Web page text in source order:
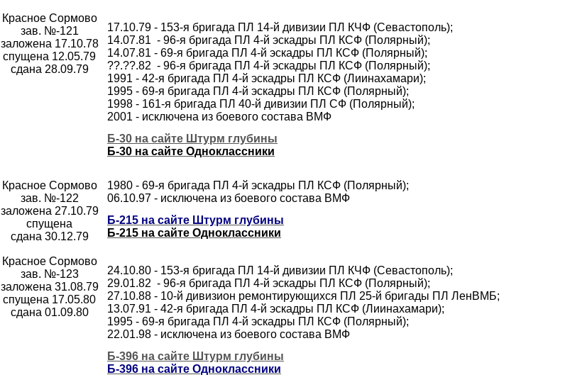
Красное Сормово
зав. №-121
заложена 17.10.78
спущена 12.05.79
сдана 28.09.79
17.10.79 - 153-я бригада ПЛ 14-й дивизии ПЛ КЧФ (Севастополь);
14.07.81 - 96-я бригада ПЛ 4-й эскадры ПЛ КСФ (Полярный);
14.07.81 - 69-я бригада ПЛ 4-й эскадры ПЛ КСФ (Полярный);
??.??.82 - 96-я бригада ПЛ 4-й эскадры ПЛ КСФ (Полярный);
1991 - 42-я бригада ПЛ 4-й эскадры ПЛ КСФ (Лиинахамари);
1995 - 69-я бригада ПЛ 4-й эскадры ПЛ КСФ (Полярный);
1998 - 161-я бригада ПЛ 40-й дивизии ПЛ СФ (Полярный);
2001 - исключена из боевого состава ВМФ
Б-30 на сайте Штурм глубины
Б-30 на сайте Одноклассники
Красное Сормово
зав. №-122
заложена 27.10.79
спущена
сдана 30.12.79
1980 - 69-я бригада ПЛ 4-й эскадры ПЛ КСФ (Полярный);
06.10.97 - исключена из боевого состава ВМФ
Б-215 на сайте Штурм глубины
Б-215 на сайте Одноклассники
Красное Сормово
зав. №-123
заложена 31.08.79
спущена 17.05.80
сдана 01.09.80
24.10.80 - 153-я бригада ПЛ 14-й дивизии ПЛ КЧФ (Севастополь);
29.01.82 - 96-я бригада ПЛ 4-й эскадры ПЛ КСФ (Полярный);
27.10.88 - 10-й дивизион ремонтирующихся ПЛ 25-й бригады ПЛ ЛенВМБ;
13.07.91 - 42-я бригада ПЛ 4-й эскадры ПЛ КСФ (Лиинахамари);
1995 - 69-я бригада ПЛ 4-й эскадры ПЛ КСФ (Полярный);
22.01.98 - исключена из боевого состава ВМФ
Б-396 на сайте Штурм глубины
Б-396 на сайте Одноклассники